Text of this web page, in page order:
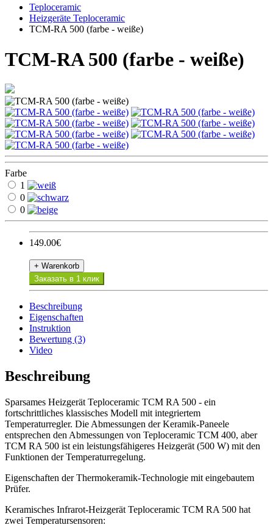
Teploceramic
Heizgeräte Teploceramic
ТСM-RA 500 (farbe - weiße)
ТСM-RA 500 (farbe - weiße)
Farbe
1
0
0
149.00€
+ Warenkorb
Заказать в 1 клик
Beschreibung
Eigenschaften
Instruktion
Bewertung (3)
Video
Beschreibung
Sparsames Heizgerät Teploceramic TCM RA 500 - ein
fortschrittliches klassisches Modell mit integriertem
Temperaturregler. Die Abmessungen der Keramik-Paneele
entsprechen den Abmessungen von Teploceramic TCM 400, aber
TCM RA 500 ist ein leistungsfähigeres Heizgerät (500 W) mit den
Funktionen der Temperaturregelung.
Eigenschaften der Thermokeramik-Technologie mit eingebautem
Prüfer.
Keramisches Infrarot-Heizgerät Teploceramic TCM RA 500 hat
zwei Temperatursensoren: